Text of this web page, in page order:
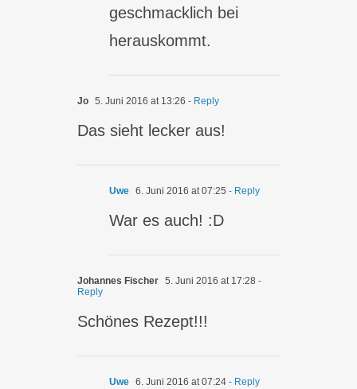
geschmacklich bei
herauskommt.
Jo 5. Juni 2016 at 13:26 - Reply
Das sieht lecker aus!
Uwe 6. Juni 2016 at 07:25 - Reply
War es auch! :D
Johannes Fischer 5. Juni 2016 at 17:28 -
Reply
Schönes Rezept!!!
Uwe 6. Juni 2016 at 07:24 - Reply